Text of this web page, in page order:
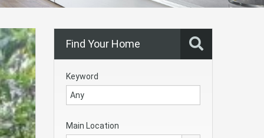
Find Your Home
Keyword
Main Location